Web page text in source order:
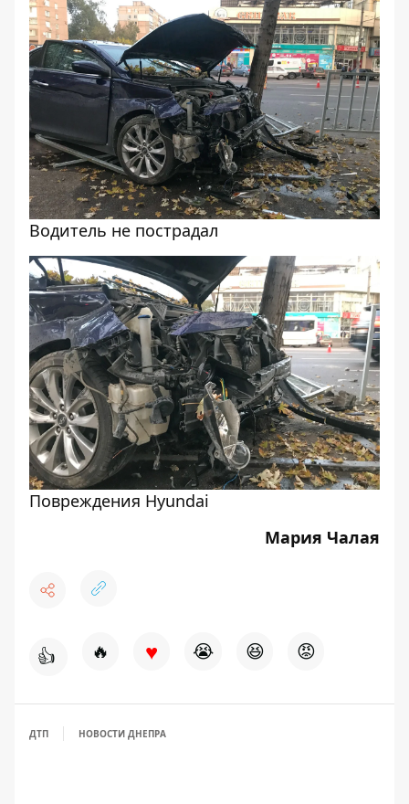
Водитель не пострадал
Повреждения Hyundai
Мария Чалая
👍 🔥 ♥ 😭 😆 😡
ДТП НОВОСТИ ДНЕПРА